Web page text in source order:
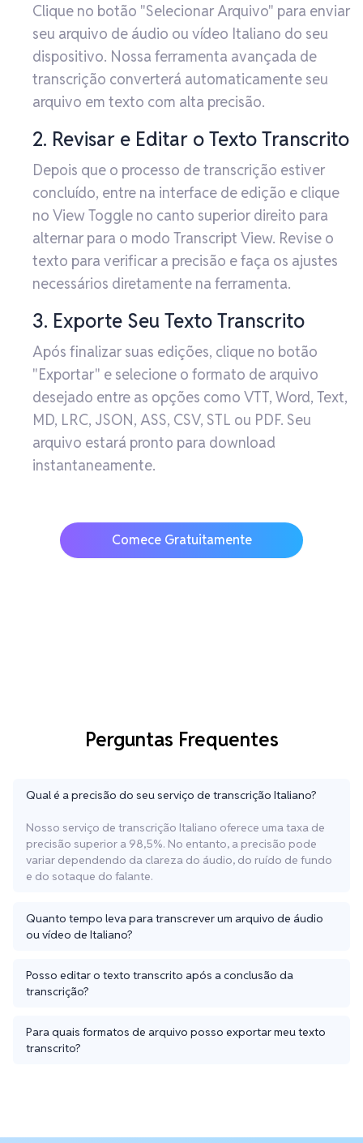
Clique no botão "Selecionar Arquivo" para enviar
seu arquivo de áudio ou vídeo Italiano do seu
dispositivo. Nossa ferramenta avançada de
transcrição converterá automaticamente seu
arquivo em texto com alta precisão.
2. Revisar e Editar o Texto Transcrito
Depois que o processo de transcrição estiver
concluído, entre na interface de edição e clique
no View Toggle no canto superior direito para
alternar para o modo Transcript View. Revise o
texto para verificar a precisão e faça os ajustes
necessários diretamente na ferramenta.
3. Exporte Seu Texto Transcrito
Após finalizar suas edições, clique no botão
"Exportar" e selecione o formato de arquivo
desejado entre as opções como VTT, Word, Text,
MD, LRC, JSON, ASS, CSV, STL ou PDF. Seu
arquivo estará pronto para download
instantaneamente.
Comece Gratuitamente
Perguntas Frequentes
Qual é a precisão do seu serviço de transcrição Italiano?
Nosso serviço de transcrição Italiano oferece uma taxa de
precisão superior a 98,5%. No entanto, a precisão pode
variar dependendo da clareza do áudio, do ruído de fundo
e do sotaque do falante.
Quanto tempo leva para transcrever um arquivo de áudio
ou vídeo de Italiano?
Posso editar o texto transcrito após a conclusão da
transcrição?
Para quais formatos de arquivo posso exportar meu texto
transcrito?